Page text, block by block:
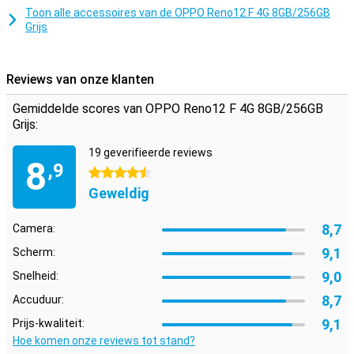
of een spel speelt. Met deze smartphone maak je zeker indruk.
de ingebouwde vingerafdrukscanner en gezichtsherkenning zorg je
persoonlijke informatie zijn altijd goed beschermd, zodat je met
een gerust hart je telefoon kunt gebruiken.
Toon alle accessoires van de OPPO Reno12 F 4G 8GB/256GB
Grijs
Reviews van onze klanten
Gemiddelde scores van OPPO Reno12 F 4G 8GB/256GB
Grijs:
8,9
19 geverifieerde reviews
4.5 sterren
Geweldig
Camera: 8,7
Scherm: 9,1
Snelheid: 9,0
Accuduur: 8,7
Prijs-kwaliteit: 9,1
Hoe komen onze reviews tot stand?